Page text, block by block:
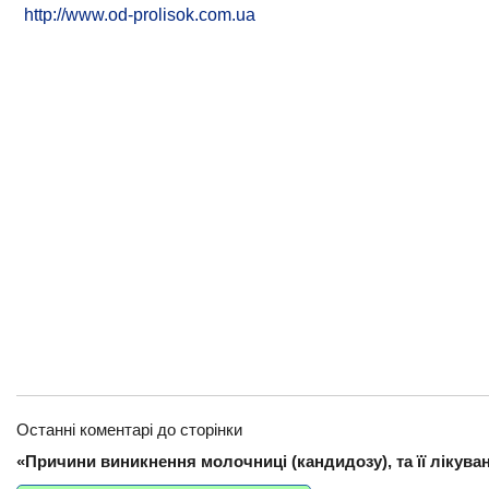
http://www.od-prolisok.com.ua
Останні коментарі до сторінки
«Причини виникнення молочниці (кандидозу), та її